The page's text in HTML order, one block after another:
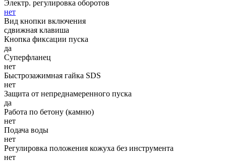
Электр. регулировка оборотов
нет
Вид кнопки включения
сдвижная клавиша
Кнопка фиксации пуска
да
Суперфланец
нет
Быстрозажимная гайка SDS
нет
Защита от непреднамеренного пуска
да
Работа по бетону (камню)
нет
Подача воды
нет
Регулировка положения кожуха без инструмента
нет